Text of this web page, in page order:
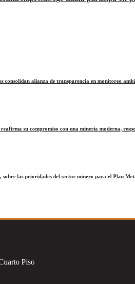
consolidan alianza de transparencia en monitoreo
su compromiso con una minería moderna,
sobre las prioridades del sector minero para el Plan
Piso